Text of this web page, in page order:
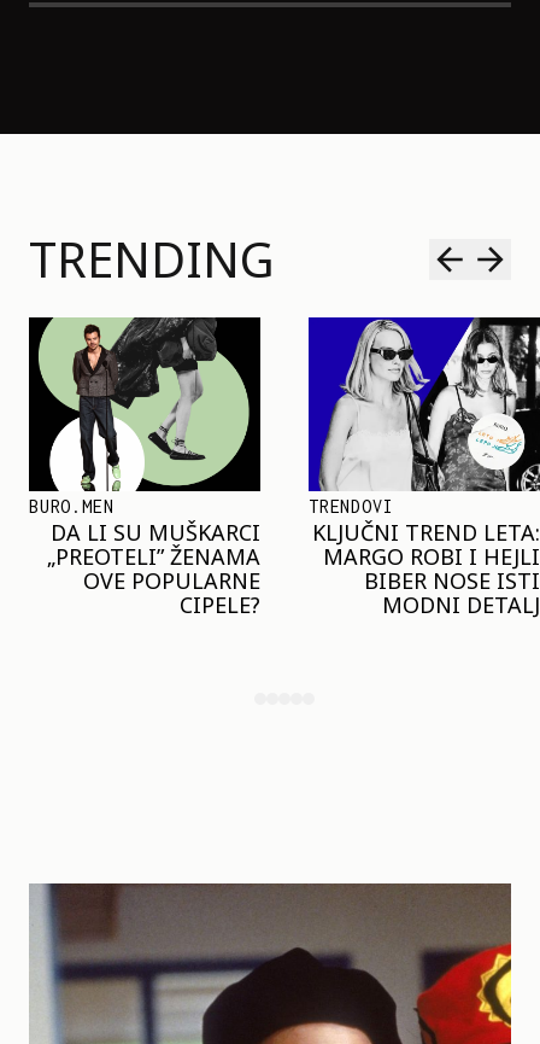
TRENDING
TRENDOVI
KLJUČNI TREND LETA:
MARGO ROBI I HEJLI
BIBER NOSE ISTI
MODNI DETALJ
SHOPPING
JOŠ JE RANO ZA JAKNE
– ALI U RESERVED JE
STIGAO MODEL KOJI
ĆE BITI VELIKI TREND